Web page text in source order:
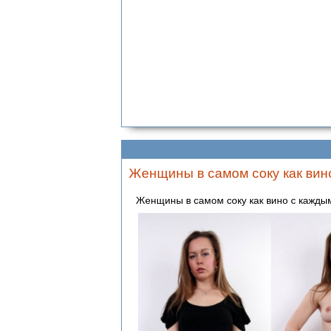
Женщины в самом соку как
Женщины в самом соку как вино с